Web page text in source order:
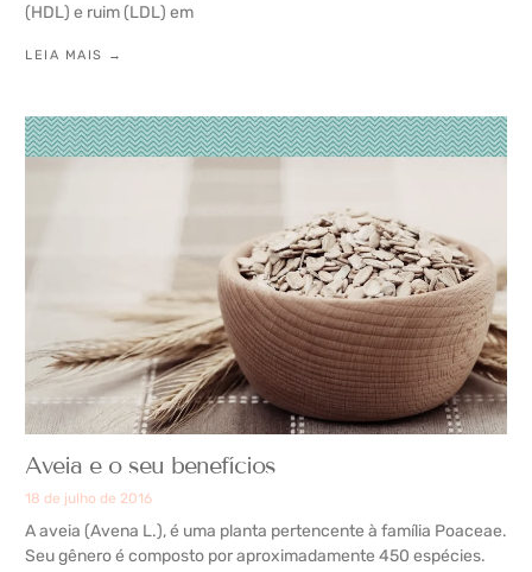
(HDL) e ruim (LDL) em
LEIA MAIS →
Aveia e o seu benefícios
18 de julho de 2016
A aveia (Avena L.), é uma planta pertencente à família Poaceae.
Seu gênero é composto por aproximadamente 450 espécies.